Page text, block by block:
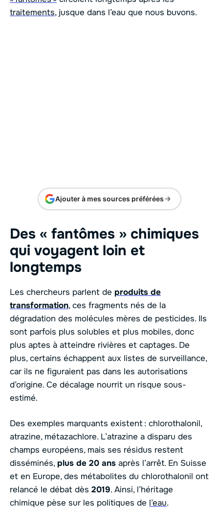
traitements, jusque dans l’eau que nous buvons.
Ajouter à mes sources préférées
Des « fantômes » chimiques
qui voyagent loin et
longtemps
Les chercheurs parlent de produits de
transformation, ces fragments nés de la
dégradation des molécules mères de pesticides. Ils
sont parfois plus solubles et plus mobiles, donc
plus aptes à atteindre rivières et captages. De
plus, certains échappent aux listes de surveillance,
car ils ne figuraient pas dans les autorisations
d’origine. Ce décalage nourrit un risque sous-
estimé.
Des exemples marquants existent : chlorothalonil,
atrazine, métazachlore. L’atrazine a disparu des
champs européens, mais ses résidus restent
disséminés, plus de 20 ans après l’arrêt. En Suisse
et en Europe, des métabolites du chlorothalonil ont
relancé le débat dès 2019. Ainsi, l’héritage
chimique pèse sur les politiques de l’eau.